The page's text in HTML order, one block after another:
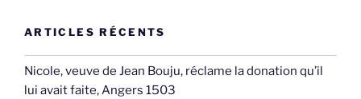
ARTICLES RÉCENTS
Nicole, veuve de Jean Bouju, réclame la donation qu’il
lui avait faite, Angers 1503